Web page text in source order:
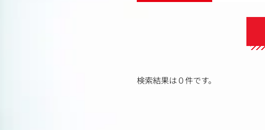
検索結果は０件です。